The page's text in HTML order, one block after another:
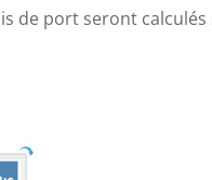
de port seront